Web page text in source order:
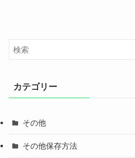
カテゴリー
その他
その他保存方法